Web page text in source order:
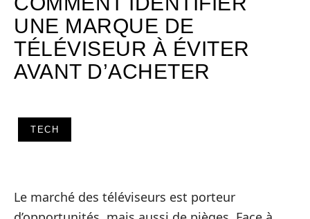
UNE MARQUE DE
TÉLÉVISEUR À ÉVITER
AVANT D’ACHETER
TECH
Le marché des téléviseurs est porteur